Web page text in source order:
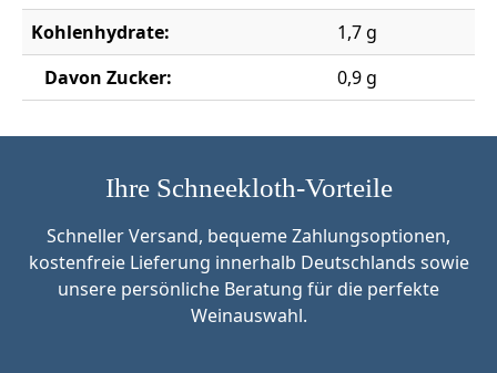
Kohlenhydrate:
1,7 g
Davon Zucker:
0,9 g
Ihre Schneekloth-Vorteile
Schneller Versand, bequeme Zahlungsoptionen,
kostenfreie Lieferung innerhalb Deutschlands sowie
unsere persönliche Beratung für die perfekte
Weinauswahl.